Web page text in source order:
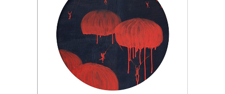
kondycji człowieka i największym
problemie cywilizacji: utracie, braku,
nieobecności. Nad książką unosi się rada
Hanny Krall: „Wszystko musi mieć swoją
formę, swój rytm, panie Mariuszu.
Zwłaszcza nieobecność”.
46.00 zł 29.90zł